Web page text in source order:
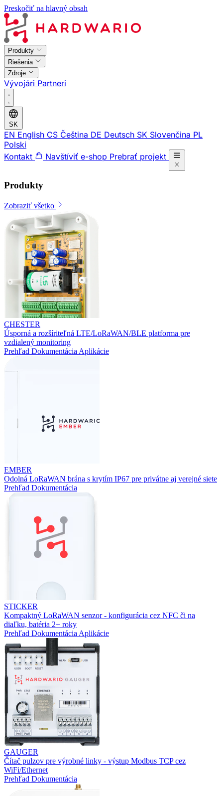
Preskočiť na hlavný obsah
Produkty
Riešenia
Zdroje
Vývojári Partneri
SK
EN English CS Čeština DE Deutsch SK Slovenčina PL
Polski
Kontakt
Navštíviť e-shop Prebrať projekt
Produkty
Zobraziť všetko
CHESTER
Úsporná a rozšíriteľná LTE/LoRaWAN/BLE platforma pre
vzdialený monitoring
Prehľad Dokumentácia Aplikácie
EMBER
Odolná LoRaWAN brána s krytím IP67 pre privátne aj verejné siete
Prehľad Dokumentácia
STICKER
Kompaktný LoRaWAN senzor - konfigurácia cez NFC či na
diaľku, batéria 2+ roky
Prehľad Dokumentácia Aplikácie
GAUGER
Čítač pulzov pre výrobné linky - výstup Modbus TCP cez
WiFi/Ethernet
Prehľad Dokumentácia